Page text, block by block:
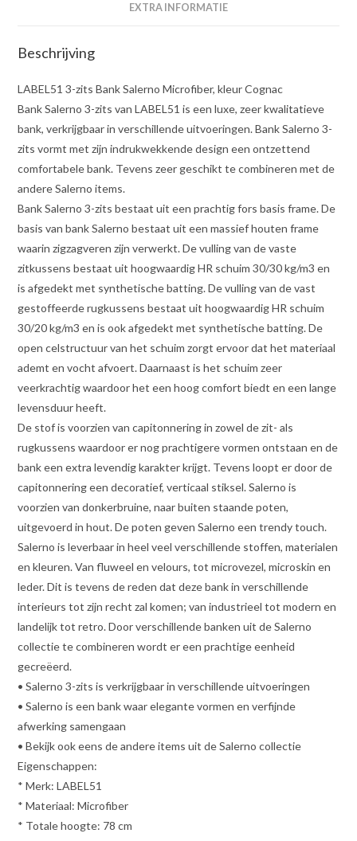
EXTRA INFORMATIE
Beschrijving
LABEL51 3-zits Bank Salerno Microfiber, kleur Cognac
Bank Salerno 3-zits van LABEL51 is een luxe, zeer kwalitatieve
bank, verkrijgbaar in verschillende uitvoeringen. Bank Salerno 3-
zits vormt met zijn indrukwekkende design een ontzettend
comfortabele bank. Tevens zeer geschikt te combineren met de
andere Salerno items.
Bank Salerno 3-zits bestaat uit een prachtig fors basis frame. De
basis van bank Salerno bestaat uit een massief houten frame
waarin zigzagveren zijn verwerkt. De vulling van de vaste
zitkussens bestaat uit hoogwaardig HR schuim 30/30 kg/m3 en
is afgedekt met synthetische batting. De vulling van de vast
gestoffeerde rugkussens bestaat uit hoogwaardig HR schuim
30/20 kg/m3 en is ook afgedekt met synthetische batting. De
open celstructuur van het schuim zorgt ervoor dat het materiaal
ademt en vocht afvoert. Daarnaast is het schuim zeer
veerkrachtig waardoor het een hoog comfort biedt en een lange
levensduur heeft.
De stof is voorzien van capitonnering in zowel de zit- als
rugkussens waardoor er nog prachtigere vormen ontstaan en de
bank een extra levendig karakter krijgt. Tevens loopt er door de
capitonnering een decoratief, verticaal stiksel. Salerno is
voorzien van donkerbruine, naar buiten staande poten,
uitgevoerd in hout. De poten geven Salerno een trendy touch.
Salerno is leverbaar in heel veel verschillende stoffen, materialen
en kleuren. Van fluweel en velours, tot microvezel, microskin en
leder. Dit is tevens de reden dat deze bank in verschillende
interieurs tot zijn recht zal komen; van industrieel tot modern en
landelijk tot retro. Door verschillende banken uit de Salerno
collectie te combineren wordt er een prachtige eenheid
gecreëerd.
• Salerno 3-zits is verkrijgbaar in verschillende uitvoeringen
• Salerno is een bank waar elegante vormen en verfijnde
afwerking samengaan
• Bekijk ook eens de andere items uit de Salerno collectie
Eigenschappen:
* Merk: LABEL51
* Materiaal: Microfiber
* Totale hoogte: 78 cm